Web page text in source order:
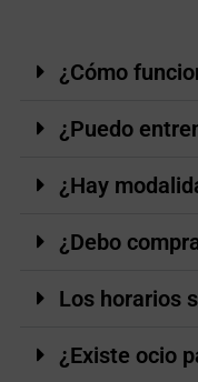
¿Cómo
¿Puedo
¿Hay
¿Debo
Los horarios
¿Existe ocio